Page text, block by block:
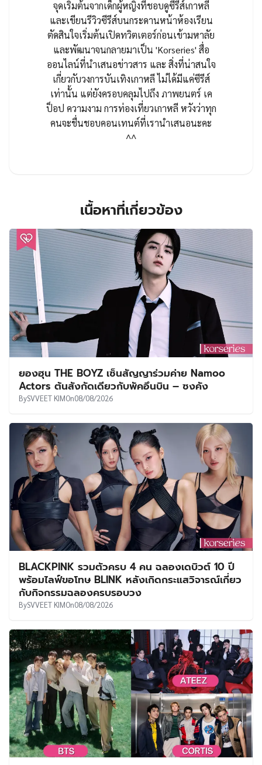
จุดเริ่มต้นจากเด็กผู้หญิงที่ชอบดูซีรีส์เกาหลี
และเขียนรีวิวซีรีส์บนกระดานหน้าห้องเรียน
ตัดสินใจเริ่มต้นเปิดทวิตเตอร์ก่อนเข้ามหาลัย
และพัฒนาจนกลายมาเป็น 'Korseries' สื่อ
ออนไลน์ที่นำเสนอข่าวสาร และ สิ่งที่น่าสนใจ
เกี่ยวกับวงการบันเทิงเกาหลี ไม่ได้มีแค่ซีรีส์
เท่านั้น แต่ยังครอบคลุมไปถึง ภาพยนตร์ เค
ป็อป ความงาม การท่องเที่ยวเกาหลี หวังว่าทุก
คนจะชื่นชอบคอนเทนต์ที่เรานำเสนอนะคะ
^^
เนื้อหาที่เกี่ยวข้อง
ยองฮุน THE BOYZ เซ็นสัญญาร่วมค่าย Namoo
Actors ต้นสังกัดเดียวกับพัคอึนบิน – ซงคัง
BySVVEET KIMOn08/08/2026
BLACKPINK รวมตัวครบ 4 คน ฉลองเดบิวต์ 10 ปี
พร้อมไลฟ์ขอโทษ BLINK หลังเกิดกระแสวิจารณ์เกี่ยว
กับกิจกรรมฉลองครบรอบวง
BySVVEET KIMOn08/08/2026